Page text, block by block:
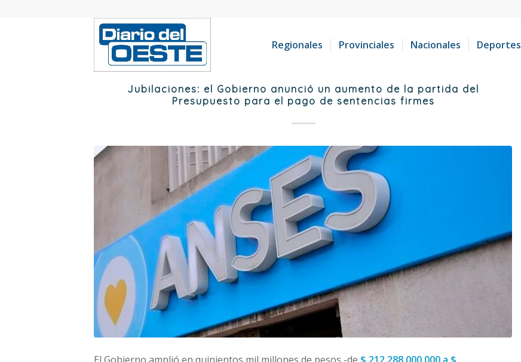
Regionales Provinciales Nacionales Deportes
Jubilaciones: el Gobierno anunció un aumento de la partida del
Presupuesto para el pago de sentencias firmes
El Gobierno amplió en quinientos mil millones de pesos -de $ 212.288.000.000 a $